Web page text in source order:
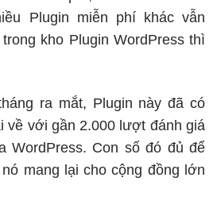
Plugin miễn phí khác vẫn
kho Plugin WordPress thì
ra mắt, Plugin này đã có
về với gần 2.000 lượt đánh giá
WordPress. Con số đó đủ để
mang lại cho cộng đồng lớn